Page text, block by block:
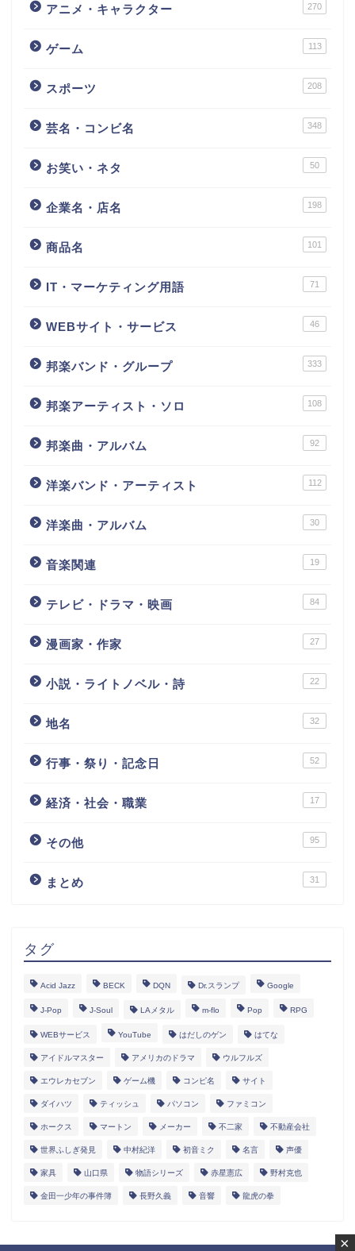
アニメ・キャラクター 270
ゲーム 113
スポーツ 208
芸名・コンビ名 348
お笑い・ネタ 50
企業名・店名 198
商品名 101
IT・マーケティング用語 71
WEBサイト・サービス 46
邦楽バンド・グループ 333
邦楽アーティスト・ソロ 108
邦楽曲・アルバム 92
洋楽バンド・アーティスト 112
洋楽曲・アルバム 30
音楽関連 19
テレビ・ドラマ・映画 84
漫画家・作家 27
小説・ライトノベル・詩 22
地名 32
行事・祭り・記念日 52
経済・社会・職業 17
その他 95
まとめ 31
タグ
Acid Jazz BECK DQN Dr.スランプ Google
J-Pop J-Soul LAメタル m-flo Pop RPG
WEBサービス YouTube はだしのゲン はてな
アイドルマスター アメリカのドラマ ウルフルズ
エウレカセブン ゲーム機 コンピ名 サイト
ダイハツ ティッシュ パソコン ファミコン
ホークス マートン メーカー 不二家 不動産会社
世界ふしぎ発見 中村紀洋 初音ミク 名言 声優
家具 山口県 物語シリーズ 赤星憲広 野村克也
金田一少年の事件簿 長野久義 音響 龍虎の拳
×